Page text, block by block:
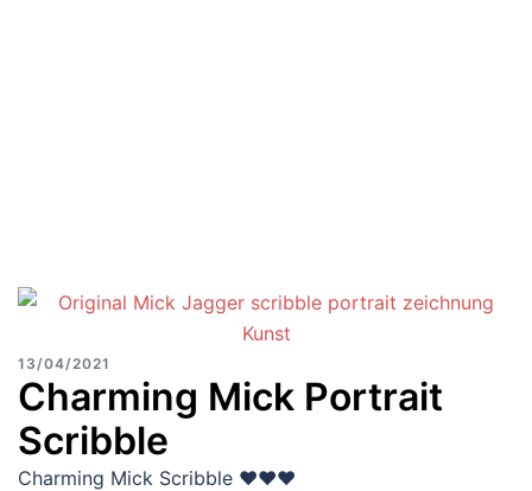
13/04/2021
Charming Mick Portrait
Scribble
Charming Mick Scribble ♥♥♥